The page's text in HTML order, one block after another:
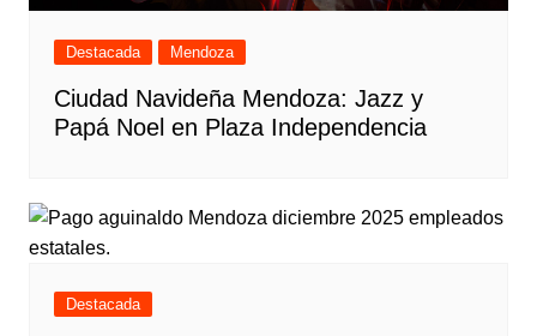
Destacada Mendoza
Ciudad Navideña Mendoza: Jazz y
Papá Noel en Plaza Independencia
Destacada